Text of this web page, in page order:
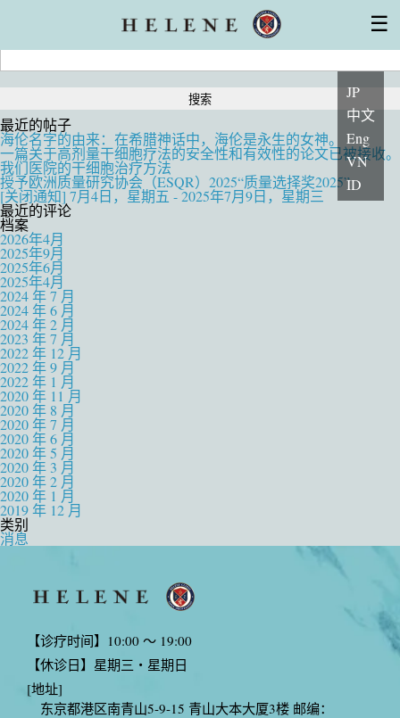
厚生劳动省对再生医疗计划的认可干细胞的特性
医师・专家
询问
☰
JP
中文
Eng
VN
ID
作者档案：liu_zi_qing
最近的帖子
海伦名字的由来：在希腊神话中，海伦是永生的女神。
一篇关于高剂量干细胞疗法的安全性和有效性的论文已被接收。
我们医院的干细胞治疗方法
授予欧洲质量研究协会（ESQR）2025“质量选择奖2025”
[关闭通知] 7月4日，星期五 - 2025年7月9日，星期三
最近的评论
档案
2026年4月
2025年9月
2025年6月
2025年4月
2024 年 7 月
2024 年 6 月
2024 年 2 月
2023 年 7 月
2022 年 12 月
2022 年 9 月
2022 年 1 月
2020 年 11 月
2020 年 8 月
2020 年 7 月
2020 年 6 月
2020 年 5 月
2020 年 3 月
2020 年 2 月
2020 年 1 月
2019 年 12 月
类别
消息
【诊疗时间】10:00 〜 19:00
【休诊日】星期三・星期日
[地址]
东京都港区南青山5-9-15 青山大本大厦3楼 邮编：